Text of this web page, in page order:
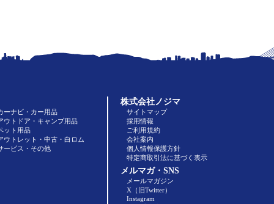
ーナビ・カー用品
ウトドア・キャンプ用品
ット用品
ウトレット・中古・白ロム
ービス・その他
株式会社ノジマ
サイトマップ
採用情報
ご利用規約
会社案内
個人情報保護方針
特定商取引法に基づく表示
メルマガ・SNS
メールマガジン
X（旧Twitter）
Instagram